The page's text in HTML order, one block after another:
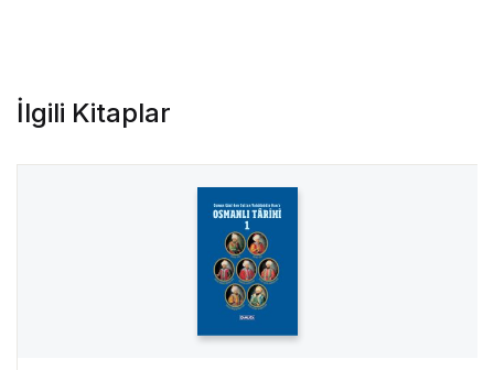
İlgili Kitaplar